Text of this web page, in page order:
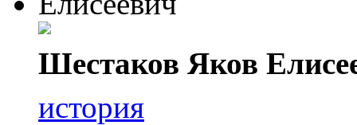
Шестаков Яков
история